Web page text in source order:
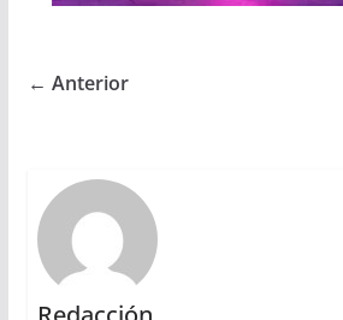
← Anterior